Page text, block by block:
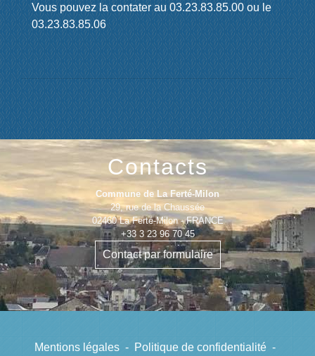
Vous pouvez la contater au 03.23.83.85.00 ou le
03.23.83.85.06
Contacts
Commune de La Ferté-Milon
29, rue de la Chaussée
02460 La Ferté-Milon - FRANCE
+33 3 23 96 70 45
Contact par formulaire
Mentions légales - Politique de confidentialité -